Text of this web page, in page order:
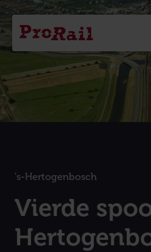
Navigatie
Homepage
ProRail
's-Hertogenbosch
:
Vierde